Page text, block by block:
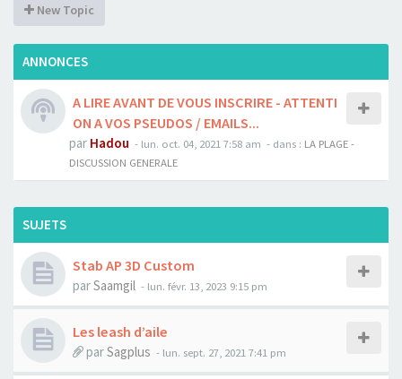
New Topic
ANNONCES
A LIRE AVANT DE VOUS INSCRIRE - ATTENTI
ON A VOS PSEUDOS / EMAILS...
par Hadou - lun. oct. 04, 2021 7:58 am - dans : LA PLAGE -
DISCUSSION GENERALE
SUJETS
Stab AP 3D Custom
parSaamgil - lun. févr. 13, 2023 9:15 pm
Les leash d’aile
parSagplus - lun. sept. 27, 2021 7:41 pm